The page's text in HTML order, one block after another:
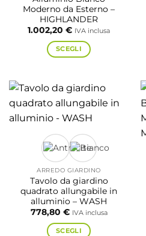
Moderno da Esterno –
HIGHLANDER
1.002,20 € IVA inclusa
SCEGLI
ha
più
varianti.
opzioni
possono
essere
scelte
nella
pagina
del
prodotto
ARREDO GIARDINO
Tavolo da giardino
quadrato allungabile in
alluminio – WASH
778,80 € IVA inclusa
SCEGLI